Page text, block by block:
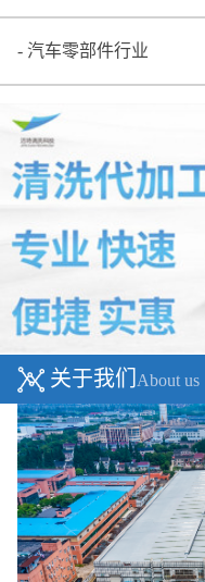
汽车零部件行业
关于我们 About us